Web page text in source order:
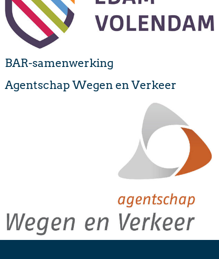
BAR-samenwerking
Agentschap Wegen en Verkeer